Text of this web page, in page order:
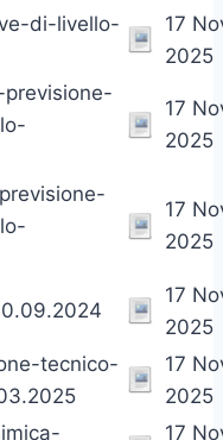
di-livello-
17
2025
17
2025
17
2025
17
2025
tecnico-
17
2025
17